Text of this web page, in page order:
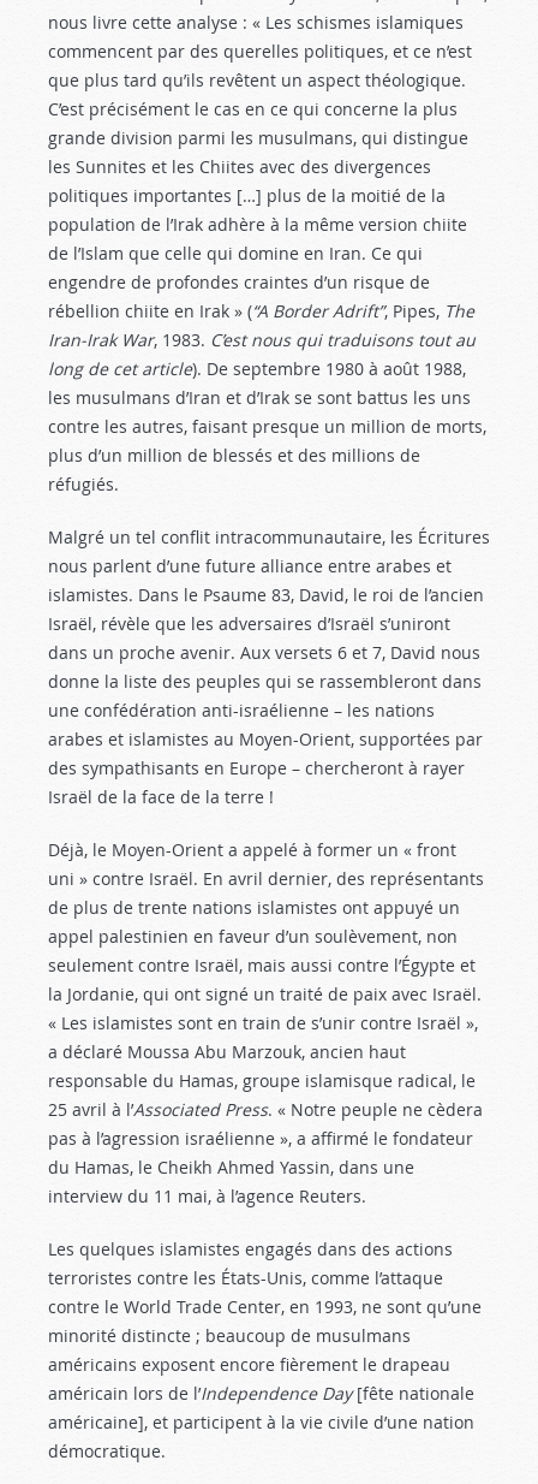
nous livre cette analyse : « Les schismes islamiques
commencent par des querelles politiques, et ce n’est
que plus tard qu’ils revêtent un aspect théologique.
C’est précisément le cas en ce qui concerne la plus
grande division parmi les musulmans, qui distingue
les Sunnites et les Chiites avec des divergences
politiques importantes […] plus de la moitié de la
population de l’Irak adhère à la même version chiite
de l’Islam que celle qui domine en Iran. Ce qui
engendre de profondes craintes d’un risque de
rébellion chiite en Irak » (“A Border Adrift”, Pipes, The
Iran-Irak War, 1983. C’est nous qui traduisons tout au
long de cet article). De septembre 1980 à août 1988,
les musulmans d’Iran et d’Irak se sont battus les uns
contre les autres, faisant presque un million de morts,
plus d’un million de blessés et des millions de
réfugiés.
Malgré un tel conflit intracommunautaire, les Écritures
nous parlent d’une future alliance entre arabes et
islamistes. Dans le Psaume 83, David, le roi de l’ancien
Israël, révèle que les adversaires d’Israël s’uniront
dans un proche avenir. Aux versets 6 et 7, David nous
donne la liste des peuples qui se rassembleront dans
une confédération anti-israélienne – les nations
arabes et islamistes au Moyen-Orient, supportées par
des sympathisants en Europe – chercheront à rayer
Israël de la face de la terre !
Déjà, le Moyen-Orient a appelé à former un « front
uni » contre Israël. En avril dernier, des représentants
de plus de trente nations islamistes ont appuyé un
appel palestinien en faveur d’un soulèvement, non
seulement contre Israël, mais aussi contre l’Égypte et
la Jordanie, qui ont signé un traité de paix avec Israël.
« Les islamistes sont en train de s’unir contre Israël »,
a déclaré Moussa Abu Marzouk, ancien haut
responsable du Hamas, groupe islamisque radical, le
25 avril à l’Associated Press. « Notre peuple ne cèdera
pas à l’agression israélienne », a affirmé le fondateur
du Hamas, le Cheikh Ahmed Yassin, dans une
interview du 11 mai, à l’agence Reuters.
Les quelques islamistes engagés dans des actions
terroristes contre les États-Unis, comme l’attaque
contre le World Trade Center, en 1993, ne sont qu’une
minorité distincte ; beaucoup de musulmans
américains exposent encore fièrement le drapeau
américain lors de l’Independence Day[fête nationale
américaine], et participent à la vie civile d’une nation
démocratique.